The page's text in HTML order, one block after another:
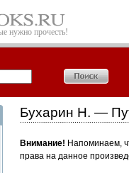
нужно прочесть!
Бухарин Н. —
Внимание! Напоминаем,
права на данное